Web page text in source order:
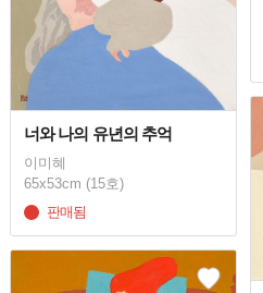
너와 나의 유년의 추억
이미혜
65x53cm (15호)
판매됨